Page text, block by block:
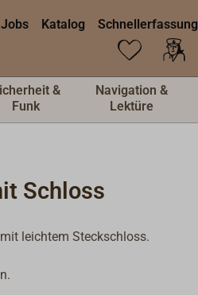
Jobs Katalog Schnellerfassung
&
Funk
Navigation &
Lektüre
Schloss
leichtem Steckschloss.